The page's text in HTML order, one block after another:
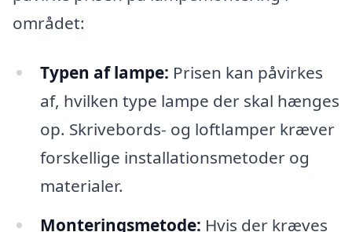
området:
Typen af lampe: Prisen kan påvirkes
af, hvilken type lampe der skal hænges
op. Skrivebords- og loftlamper kræver
forskellige installationsmetoder og
materialer.
Monteringsmetode: Hvis der kræves